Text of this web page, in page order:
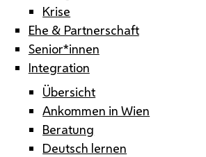
Krise
Ehe & Partnerschaft
Senior*innen
Integration
Übersicht
Ankommen in Wien
Beratung
Deutsch lernen